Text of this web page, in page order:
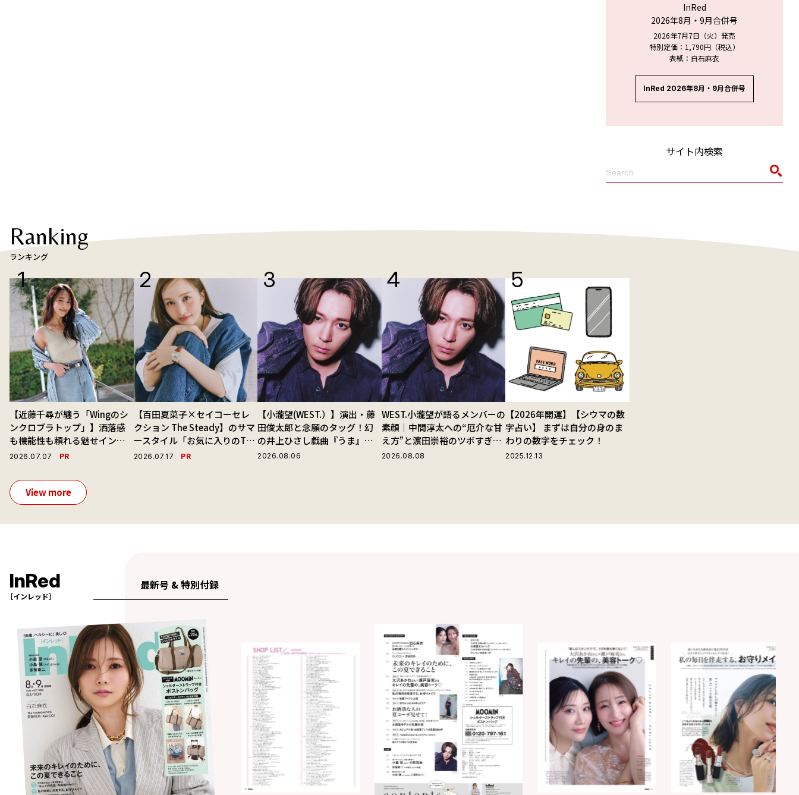
InRed
2026年8月・9月合併号
2026年7月7日（火）発売
特別定価：1,790円（税込）
表紙：白石麻衣
InRed 2026年8月・9月合併号
サイト内検索
Ranking
ランキング
【近藤千尋が纏う「Wingのシ
ンクロブラトップ」】洒落感
も機能性も頼れる魅せインナ
ーで毎日を心地よくアプデ！
2026.07.07 PR
【百田夏菜子×セイコーセレ
クション The Steady】のサマ
ースタイル「お気に入りのTシ
ャツと最高の時計と。」
2026.07.17 PR
【小瀧望(WEST.）】演出・藤
田俊太郎と念願のタッグ！幻
の井上ひさし戯曲『うま』で
演じる“爽快な悪人”の魅力と
2026.08.06
WEST.小瀧望が語るメンバーの
素顔｜中間淳太への“厄介な甘
え方”と濵田崇裕のツボすぎる
言動
2026.08.08
【2026年開運】【シウマの数
字占い】 まずは自分の身のま
わりの数字をチェック！
2025.12.13
View more
InRed
［インレッド］
最新号 & 特別付録